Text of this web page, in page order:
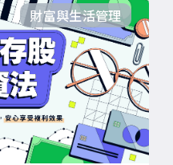
財富與生活管理